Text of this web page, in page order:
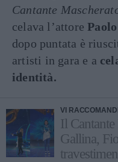
Cantante
celava l’attore
dopo puntata è
artisti in gara e a
identità.
VI
Il
Gallina,